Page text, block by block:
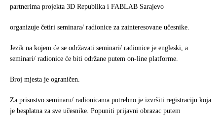
partnerima projekta 3D Republika i FABLAB Sarajevo
organizuje četiri seminara/ radionice za zainteresovane učesnike.
Jezik na kojem će se održavati seminari/ radionice je engleski, a
seminari/ radionice će biti održane putem on-line platforme.
Broj mjesta je ograničen.
Za prisustvo seminaru/ radionicama potrebno je izvršiti registraciju koja
je besplatna za sve učesnike. Popuniti prijavni obrazac putem